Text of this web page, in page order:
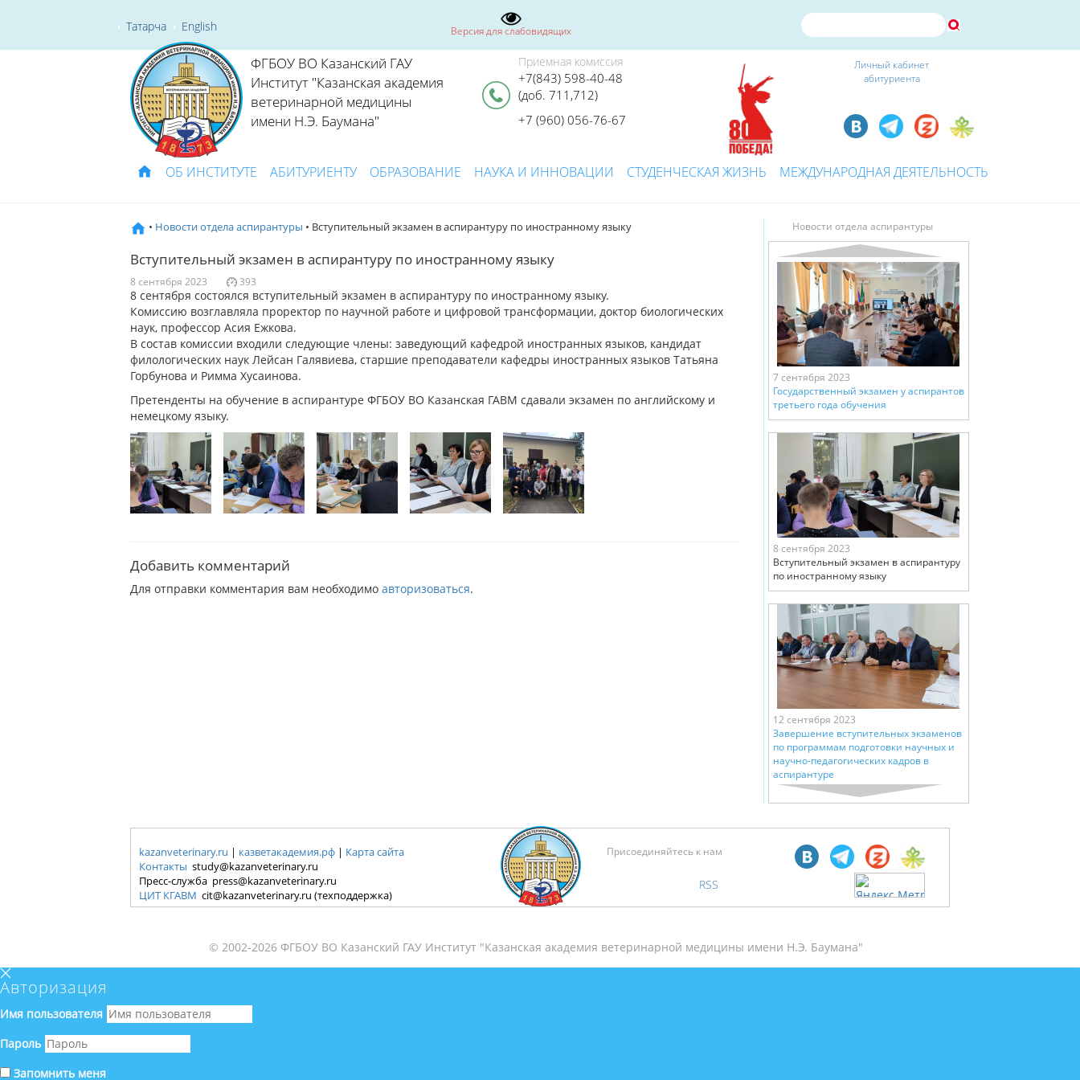
Татарча English Версия для слабовидящих
ФГБОУ ВО Казанский ГАУ
Институт "Казанская академия
ветеринарной медицины
имени Н.Э. Баумана"
Приемная комиссия
+7(843) 598-40-48
(доб. 711,712)
+7 (960) 056-76-67
Личный кабинет
абитуриента
ОБ ИНСТИТУТЕ АБИТУРИЕНТУ ОБРАЗОВАНИЕ НАУКА И ИННОВАЦИИ СТУДЕНЧЕСКАЯ ЖИЗНЬ МЕЖДУНАРОДНАЯ ДЕЯТЕЛЬНОСТЬ
• Новости отдела аспирантуры • Вступительный экзамен в аспирантуру по иностранному языку
Вступительный экзамен в аспирантуру по иностранному языку
8 сентября 2023 393
8 сентября состоялся вступительный экзамен в аспирантуру по иностранному языку.
Комиссию возглавляла проректор по научной работе и цифровой трансформации, доктор биологических
наук, профессор Асия Ежкова.
В состав комиссии входили следующие члены: заведующий кафедрой иностранных языков, кандидат
филологических наук Лейсан Галявиева, старшие преподаватели кафедры иностранных языков Татьяна
Горбунова и Римма Хусаинова.
Претенденты на обучение в аспирантуре ФГБОУ ВО Казанская ГАВМ сдавали экзамен по английскому и
немецкому языку.
Добавить комментарий
Для отправки комментария вам необходимо авторизоваться.
Новости отдела аспирантуры
7 сентября 2023
Государственный экзамен у аспирантов
третьего года обучения
8 сентября 2023
Вступительный экзамен в аспирантуру
по иностранному языку
12 сентября 2023
Завершение вступительных экзаменов
по программам подготовки научных и
научно-педагогических кадров в
аспирантуре
kazanveterinary.ru | казветакадемия.рф | Карта сайта
Контакты study@kazanveterinary.ru
Пресс-служба press@kazanveterinary.ru
ЦИТ КГАВМ cit@kazanveterinary.ru (техподдержка)
Присоединяйтесь к нам
RSS
© 2002-2026 ФГБОУ ВО Казанский ГАУ Институт "Казанская академия ветеринарной медицины имени Н.Э. Баумана"
Авторизация
Имя пользователя
Пароль
Запомнить меня